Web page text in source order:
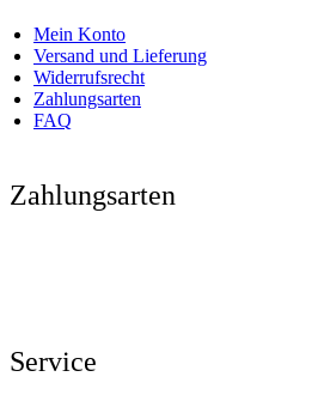
Mein Konto
Versand und Lieferung
Widerrufsrecht
Zahlungsarten
FAQ
Zahlungsarten
Service